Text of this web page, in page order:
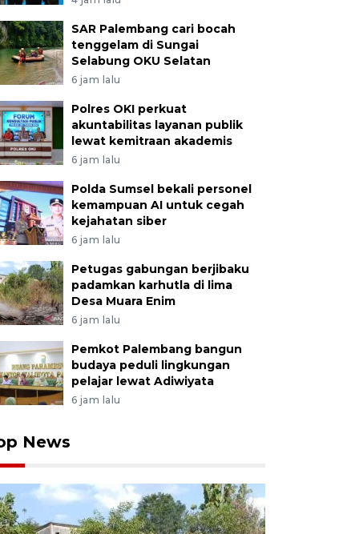
SAR Palembang cari bocah
tenggelam di Sungai
Selabung OKU Selatan
6 jam lalu
Polres OKI perkuat
akuntabilitas layanan publik
lewat kemitraan akademis
6 jam lalu
Polda Sumsel bekali personel
kemampuan AI untuk cegah
kejahatan siber
6 jam lalu
Petugas gabungan berjibaku
padamkan karhutla di lima
Desa Muara Enim
6 jam lalu
Pemkot Palembang bangun
budaya peduli lingkungan
pelajar lewat Adiwiyata
6 jam lalu
News